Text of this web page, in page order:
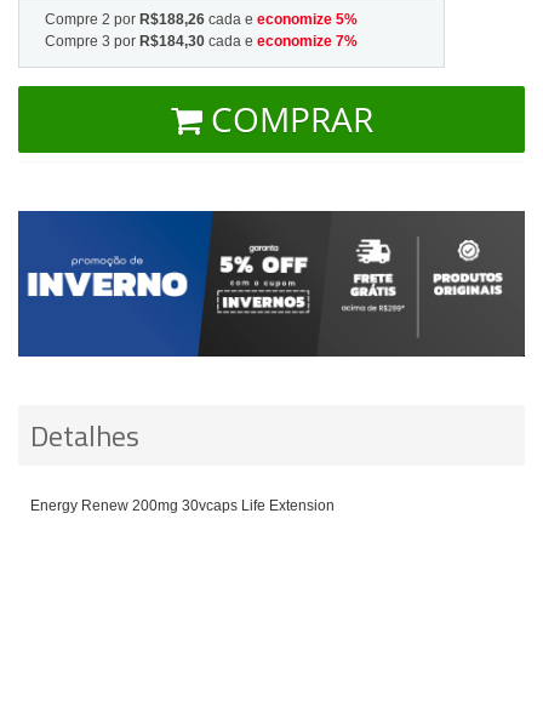
Compre 2 por R$188,26 cada e economize 5%
Compre 3 por R$184,30 cada e economize 7%
COMPRAR
Detalhes
Energy Renew 200mg 30vcaps Life Extension